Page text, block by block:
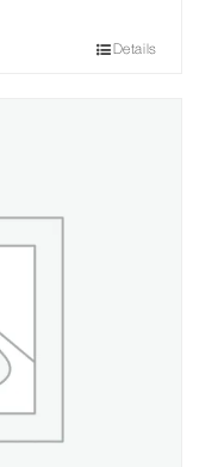
Details